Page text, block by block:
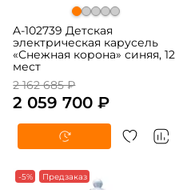
A-102739 Детская
электрическая карусель
«Снежная корона» синяя, 12
мест
2 162 685 ₽
2 059 700 ₽
-5% Предзаказ